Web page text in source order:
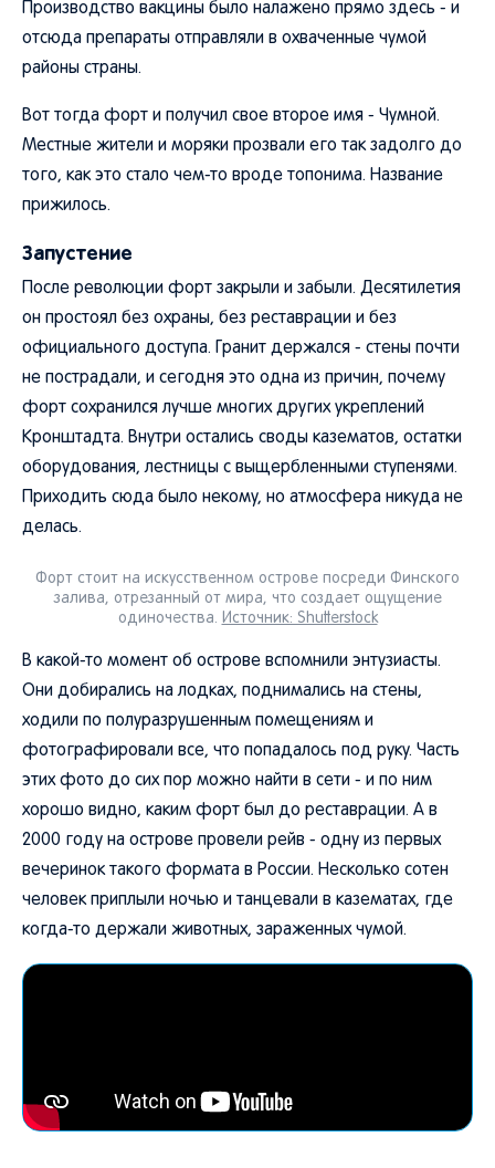
Производство вакцины было налажено прямо здесь - и
отсюда препараты отправляли в охваченные чумой
районы страны.
Вот тогда форт и получил свое второе имя - Чумной.
Местные жители и моряки прозвали его так задолго до
того, как это стало чем-то вроде топонима. Название
прижилось.
Запустение
После революции форт закрыли и забыли. Десятилетия
он простоял без охраны, без реставрации и без
официального доступа. Гранит держался - стены почти
не пострадали, и сегодня это одна из причин, почему
форт сохранился лучше многих других укреплений
Кронштадта. Внутри остались своды казематов, остатки
оборудования, лестницы с выщербленными ступенями.
Приходить сюда было некому, но атмосфера никуда не
делась.
Форт стоит на искусственном острове посреди Финского
залива, отрезанный от мира, что создает ощущение
одиночества. Источник: Shutterstock
В какой-то момент об острове вспомнили энтузиасты.
Они добирались на лодках, поднимались на стены,
ходили по полуразрушенным помещениям и
фотографировали все, что попадалось под руку. Часть
этих фото до сих пор можно найти в сети - и по ним
хорошо видно, каким форт был до реставрации. А в
2000 году на острове провели рейв - одну из первых
вечеринок такого формата в России. Несколько сотен
человек приплыли ночью и танцевали в казематах, где
когда-то держали животных, зараженных чумой.